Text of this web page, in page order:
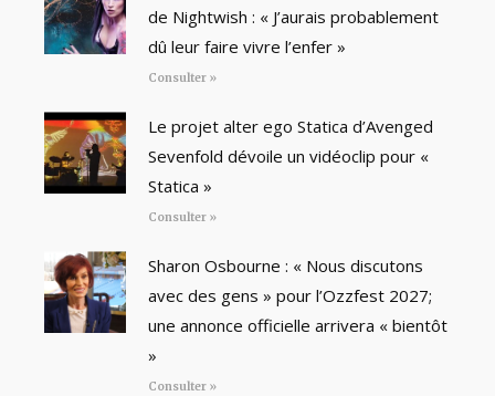
de Nightwish : « J’aurais probablement
dû leur faire vivre l’enfer »
Consulter »
Le projet alter ego Statica d’Avenged
Sevenfold dévoile un vidéoclip pour «
Statica »
Consulter »
Sharon Osbourne : « Nous discutons
avec des gens » pour l’Ozzfest 2027;
une annonce officielle arrivera « bientôt
»
Consulter »